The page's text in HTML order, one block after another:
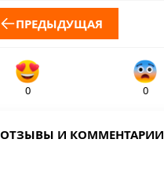
ПРЕДЫДУЩАЯ
0 0
ОТЗЫВЫ И КОММЕНТАРИИ